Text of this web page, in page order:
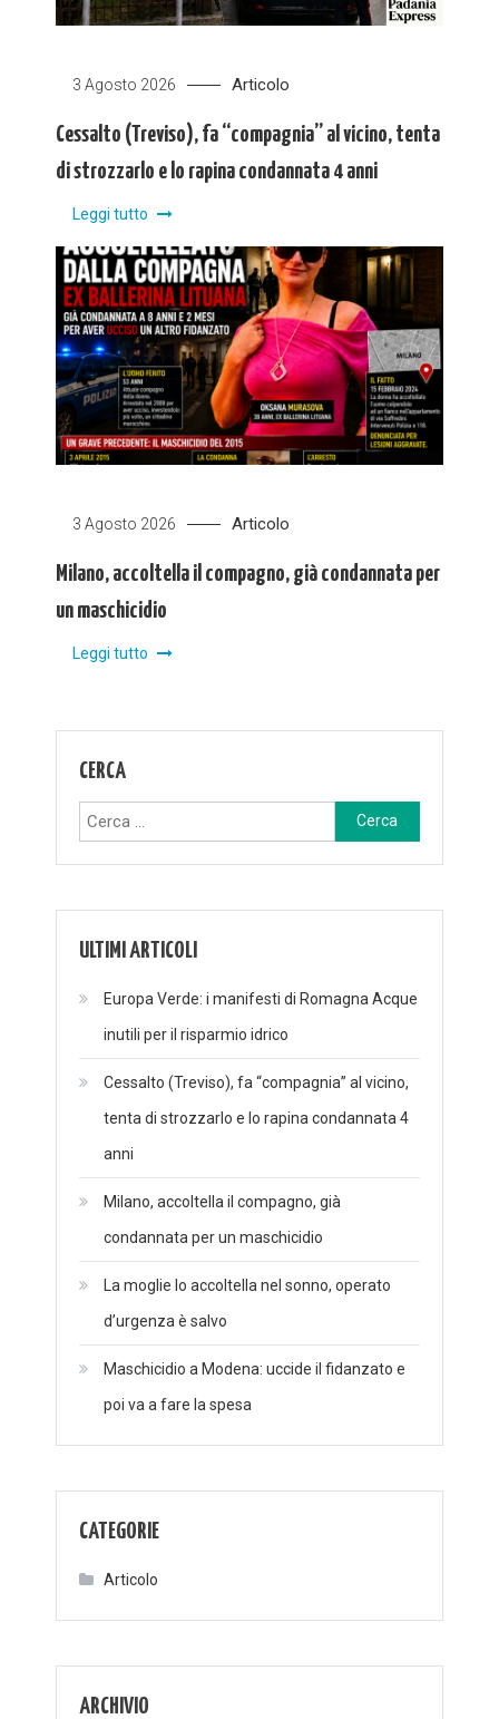
3 Agosto 2026 Articolo
Cessalto (Treviso), fa “compagnia” al vicino, tenta
di strozzarlo e lo rapina condannata 4 anni
Leggi tutto
3 Agosto 2026 Articolo
Milano, accoltella il compagno, già condannata per
un maschicidio
Leggi tutto
CERCA
Ricerca
per:
ULTIMI ARTICOLI
Europa Verde: i manifesti di Romagna Acque
inutili per il risparmio idrico
Cessalto (Treviso), fa “compagnia” al vicino,
tenta di strozzarlo e lo rapina condannata 4
anni
Milano, accoltella il compagno, già
condannata per un maschicidio
La moglie lo accoltella nel sonno, operato
d’urgenza è salvo
Maschicidio a Modena: uccide il fidanzato e
poi va a fare la spesa
CATEGORIE
Articolo
ARCHIVIO